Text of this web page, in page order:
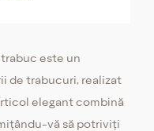
este un
de trabucuri, realizat
elegant combină
vă să potriviți